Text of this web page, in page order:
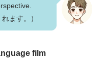
ます。）
film